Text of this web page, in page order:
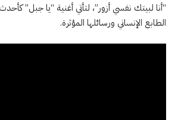
“أنا لبيتك نفسي أزور”، لتأتي أغنية “يا جبل”
الطابع الإنساني ورسائلها المؤثرة.